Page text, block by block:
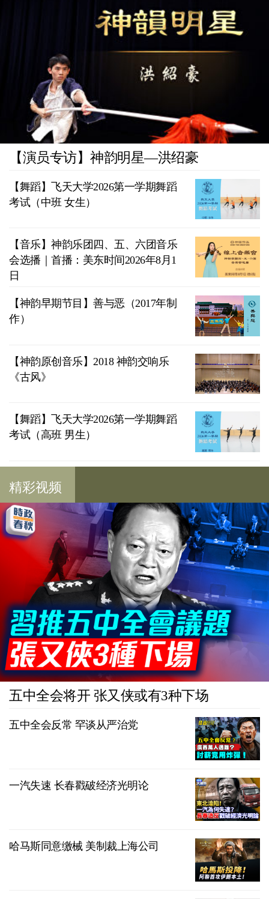
【演员专访】神韵明星—洪绍豪
【舞蹈】飞天大学2026第一学期舞蹈
考试（中班 女生）
【音乐】神韵乐团四、五、六团音乐
会选播｜首播：美东时间2026年8月1
日
【神韵早期节目】善与恶（2017年制
作）
【神韵原创音乐】2018 神韵交响乐
《古风》
【舞蹈】飞天大学2026第一学期舞蹈
考试（高班 男生）
精彩视频
五中全会将开 张又侠或有3种下场
五中全会反常 罕谈从严治党
一汽失速 长春戳破经济光明论
哈马斯同意缴械 美制裁上海公司